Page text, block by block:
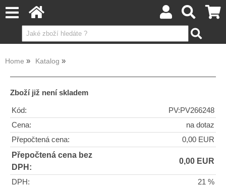
Home Katalog
Zboží již není skladem
Kód:
PV:PV266248
Cena:
na dotaz
Přepočtená cena:
0,00 EUR
Přepočtená cena bez
DPH:
0,00 EUR
DPH:
21 %